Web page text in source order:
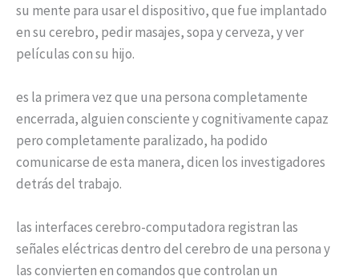
su mente para usar el dispositivo, que fue implantado
en su cerebro, pedir masajes, sopa y cerveza, y ver
películas con su hijo.
es la primera vez que una persona completamente
encerrada, alguien consciente y cognitivamente capaz
pero completamente paralizado, ha podido
comunicarse de esta manera, dicen los investigadores
detrás del trabajo.
las interfaces cerebro-computadora registran las
señales eléctricas dentro del cerebro de una persona y
las convierten en comandos que controlan un